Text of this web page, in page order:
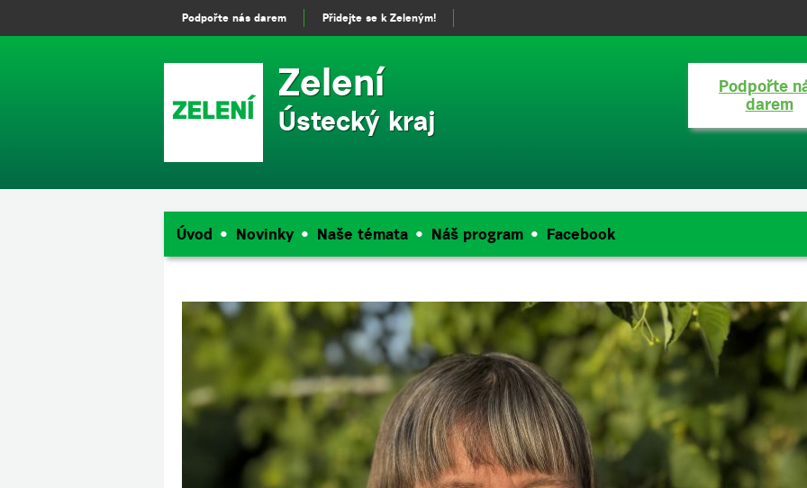
Zelení
Ústecký kraj
Podpořte
darem
Úvod Novinky Naše témata Náš program Facebook
Podpořte nás darem Přidejte se k Zeleným!